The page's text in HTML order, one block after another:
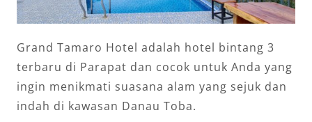
Grand Tamaro Hotel adalah hotel bintang 3
terbaru di Parapat dan cocok untuk Anda yang
ingin menikmati suasana alam yang sejuk dan
indah di kawasan Danau Toba.